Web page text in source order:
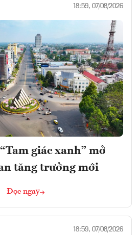
18:59, 07/08/2026
giác xanh” mở
tăng trưởng mới
Đọc ngay
18:59, 07/08/2026